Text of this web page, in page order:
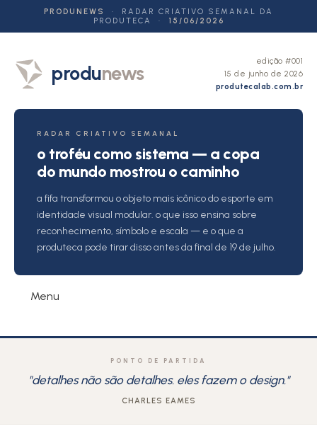
PRODUNEWS
· RADAR CRIATIVO SEMANAL DA
PRODUTECA ·
15/06/2026
produnews
edição #001
15 de junho de 2026
produtecalab.com.br
RADAR CRIATIVO SEMANAL
o troféu como sistema — a copa
do mundo mostrou o caminho
a fifa transformou o objeto mais icônico do esporte em
identidade visual modular. o que isso ensina sobre
reconhecimento, símbolo e escala — e o que a
produteca pode tirar disso antes da final de 19 de julho.
Menu
PONTO DE PARTIDA
"detalhes não são detalhes. eles fazem o design."
CHARLES EAMES